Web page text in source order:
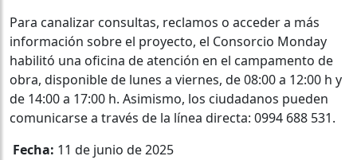
Para canalizar consultas, reclamos o acceder a más
información sobre el proyecto, el Consorcio Monday
habilitó una oficina de atención en el campamento de
obra, disponible de lunes a viernes, de 08:00 a 12:00 h y
de 14:00 a 17:00 h. Asimismo, los ciudadanos pueden
comunicarse a través de la línea directa: 0994 688 531.
Fecha: 11 de junio de 2025